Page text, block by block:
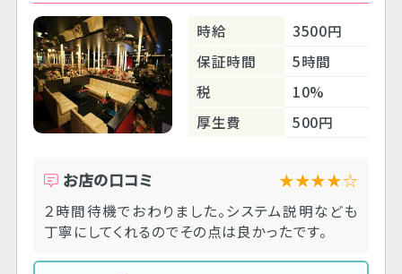
時給
3500円
保証時間
5時間
税
10%
厚生費
500円
お店の口コミ ★★★★☆
２時間待機でおわりました。システム説明なども
丁寧にしてくれるのでその点は良かったです。